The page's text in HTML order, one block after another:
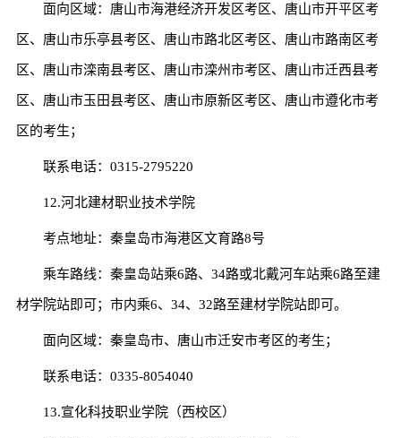
面向区域：唐山市海港经济开发区考区、唐山市开平区考
区、唐山市乐亭县考区、唐山市路北区考区、唐山市路南区考
区、唐山市滦南县考区、唐山市滦州市考区、唐山市迁西县考
区、唐山市玉田县考区、唐山市原新区考区、唐山市遵化市考
区的考生；
联系电话：0315-2795220
12.河北建材职业技术学院
考点地址：秦皇岛市海港区文育路8号
乘车路线：秦皇岛站乘6路、34路或北戴河车站乘6路至建
材学院站即可；市内乘6、34、32路至建材学院站即可。
面向区域：秦皇岛市、唐山市迁安市考区的考生；
联系电话：0335-8054040
13.宣化科技职业学院（西校区）